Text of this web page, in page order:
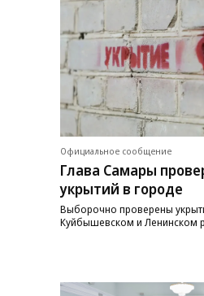
Официальное сообщение
Глава Самары
укрытий в городе
Выборочно проверены
Куйбышевском и Ленинском